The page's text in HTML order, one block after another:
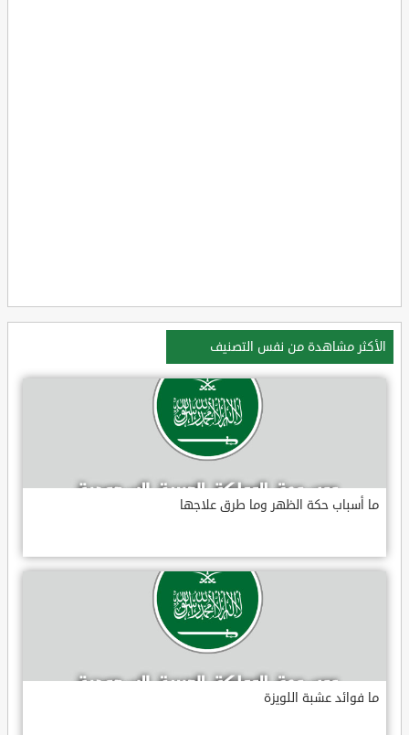
الأكثر مشاهدة من نفس التصنيف
ما أسباب حكة الظهر وما طرق علاجها
ما فوائد عشبة اللويزة